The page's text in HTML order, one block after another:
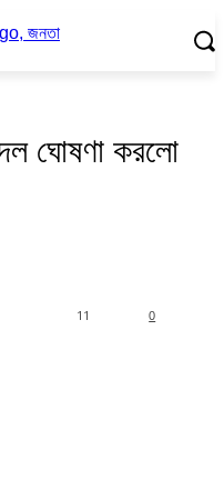
ঘোষণা করলো
0
11